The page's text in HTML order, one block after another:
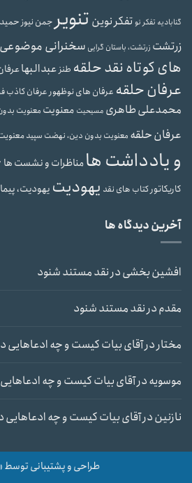
گنابادیه تفکر نوتفکر نوین تنویر جمن نیوز
زرتشت زرتشت، باستان گرایی سخنرانی
های کوتاه نقد حلقه طنزعبدالبها
عرفان حلقه عرفان های نوظهور عرفان کاذب
محمدعلی طاهری مسیحیت معنویت معنویت
عرفان حلقه معنویت بدون دین، نهضت سپید
و یادداشت هامناظرات و نشست ها
کاریکاتور کتاب های نقد یهودیت یهودیت،
آخرین دیدگاه ها
افشین بخشیدرنقد مستند شنود
مقدمدرنقد مستند شنود
مختاردرآقای بیات کیست و چه ادعاهایی
موسویهدرآقای بیات کیست و چه
نازنیندرآقای بیات کیست و چه ادعاهایی
طراحی و پشتیبانی توسط